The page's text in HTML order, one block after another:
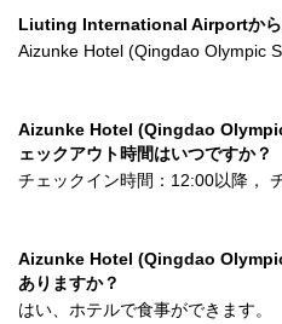
Liuting International Airportから
Aizunke Hotel (Qingdao Olympic
Aizunke Hotel (Qingdao
ェックアウト時間はいつですか？
チェックイン時間：12:00以降，
Aizunke Hotel (Qingdao
ありますか？
はい、ホテルで食事ができます。